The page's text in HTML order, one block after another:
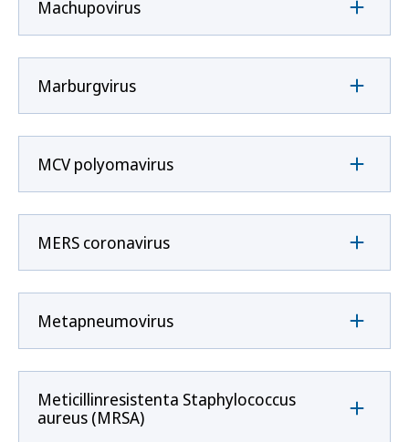
Machupovirus
Marburgvirus
MCV polyomavirus
MERS coronavirus
Metapneumovirus
Meticillinresistenta Staphylococcus
aureus (MRSA)